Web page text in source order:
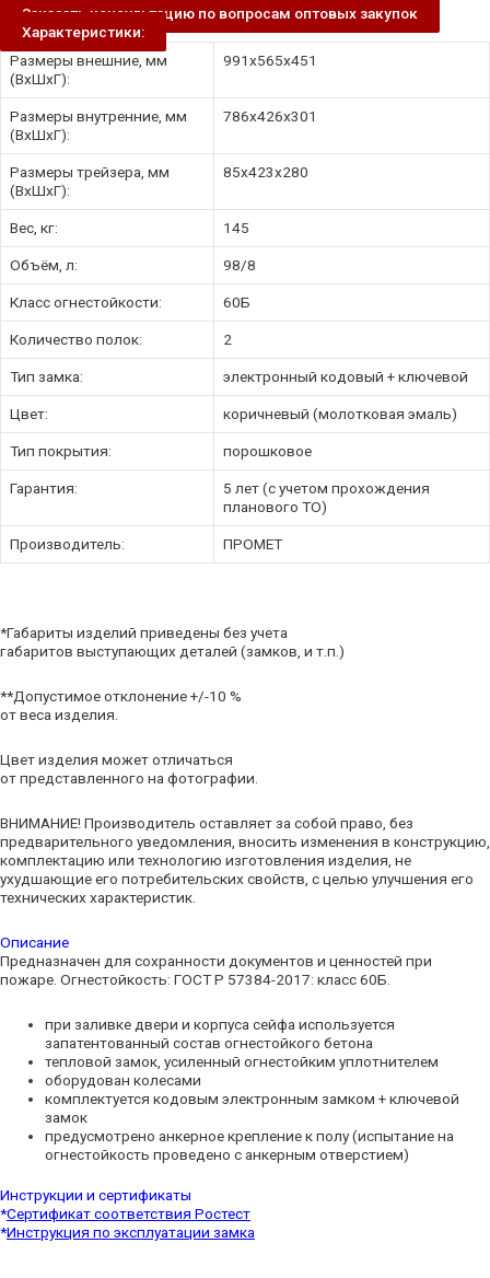
Заказать консультацию по вопросам оптовых закупок
Характеристики:
Размеры внешние, мм
(ВхШхГ):
991x565x451
Размеры внутренние, мм
(ВхШхГ):
786x426x301
Размеры трейзера, мм
(ВхШхГ):
85х423х280
Вес, кг: 145
Объём, л: 98/8
Класс огнестойкости: 60Б
Количество полок: 2
Тип замка: электронный кодовый + ключевой
Цвет: коричневый (молотковая эмаль)
Тип покрытия: порошковое
Гарантия:
5 лет (с учетом прохождения
планового ТО)
Производитель: ПРОМЕТ
*Габариты изделий приведены без учета
габаритов выступающих деталей (замков, и т.п.)
**Допустимое отклонение +/-10 %
от веса изделия.
Цвет изделия может отличаться
от представленного на фотографии.
ВНИМАНИЕ! Производитель оставляет за собой право, без
предварительного уведомления, вносить изменения в конструкцию,
комплектацию или технологию изготовления изделия, не
ухудшающие его потребительских свойств, с целью улучшения его
технических характеристик.
Описание
Предназначен для сохранности документов и ценностей при
пожаре. Огнестойкость: ГОСТ Р 57384-2017: класс 60Б.
при заливке двери и корпуса сейфа используется
запатентованный состав огнестойкого бетона
тепловой замок, усиленный огнестойким уплотнителем
оборудован колесами
комплектуется кодовым электронным замком + ключевой
замок
предусмотрено анкерное крепление к полу (испытание на
огнестойкость проведено с анкерным отверстием)
Инструкции и сертификаты
*Cертификат соответствия Ростест
*Инструкция по эксплуатации замка